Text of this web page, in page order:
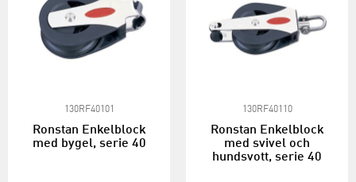
130RF40101
Ronstan Enkelblock
med bygel, serie 40
130RF40110
Ronstan Enkelblock
med svivel och
hundsvott, serie 40